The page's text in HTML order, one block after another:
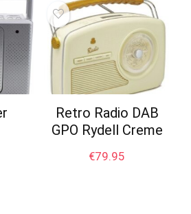
Retro Radio DAB
GPO Rydell Creme
€79.95